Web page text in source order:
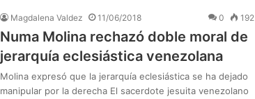
Magdalena Valdez 11/06/2018 0 192
Numa Molina rechazó doble moral de
jerarquía eclesiástica venezolana
Molina expresó que la jerarquía eclesiástica se ha dejado
manipular por la derecha El sacerdote jesuita venezolano